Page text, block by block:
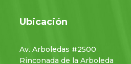
Ubicación
Av. Arboledas #2500
Rinconada de la Arboleda